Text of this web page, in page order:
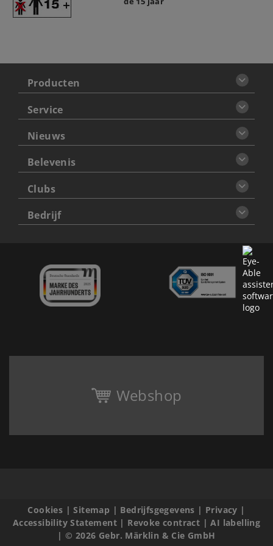
Producten
Service
Nieuws
Belevenis
Clubs
Bedrijf
Webshop
Cookies |Sitemap | Bedrijfsgegevens | Privacy |
Accessibility Statement| Revoke contract |AI labelling
|© 2026 Gebr. Märklin & Cie GmbH